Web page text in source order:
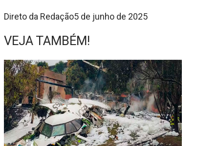
Direto da Redação5 de junho de 2025
VEJA TAMBÉM!